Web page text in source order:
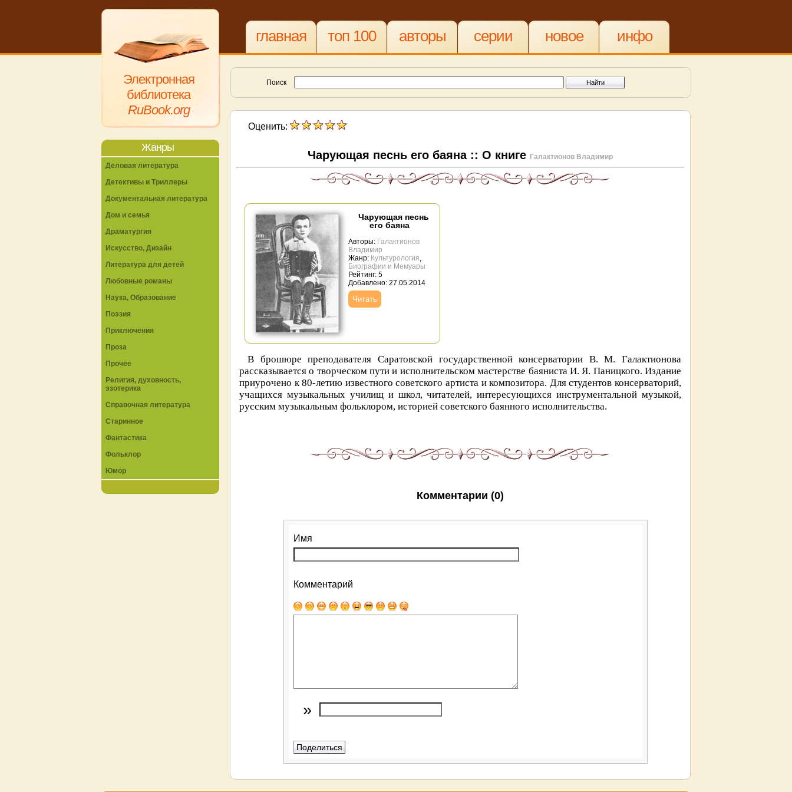
Электронная
библиотека
RuBook.org
главная топ 100 авторы серии новое инфо
Поиск
Оценить:
Чарующая песнь его баяна :: О книге Галактионов Владимир
Чарующая песнь
его баяна
Авторы: Галактионов
Владимир
Жанр: Культурология,
Биографии и Мемуары
Рейтинг: 5
Добавлено: 27.05.2014
Читать
В брошюре преподавателя Саратовской государственной консерватории В. М. Галактионова
рассказывается о творческом пути и исполнительском мастерстве баяниста И. Я. Паницкого. Издание
приурочено к 80-летию известного советского артиста и композитора. Для студентов консерваторий,
учащихся музыкальных училищ и школ, читателей, интересующихся инструментальной музыкой,
русским музыкальным фольклором, историей советского баянного исполнительства.
Комментарии (0)
Имя
Комментарий
»
Жанры
Деловая литература
Детективы и Триллеры
Документальная литература
Дом и семья
Драматургия
Искусство, Дизайн
Литература для детей
Любовные романы
Наука, Образование
Поэзия
Приключения
Проза
Прочее
Религия, духовность,
эзотерика
Справочная литература
Старинное
Фантастика
Фольклор
Юмор